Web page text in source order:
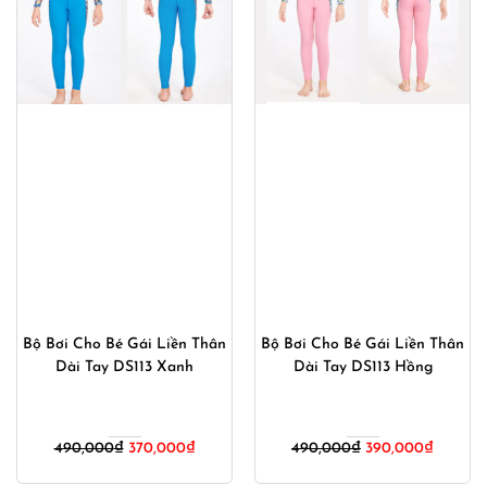
Bộ Bơi Cho Bé Gái Liền Thân
Dài Tay DS113 Xanh
490,000₫ Giá
370,000₫Giá
Bộ Bơi Cho Bé Gái Liền Thân
Dài Tay DS113 Hồng
490,000₫ Giá
390,000₫Giá